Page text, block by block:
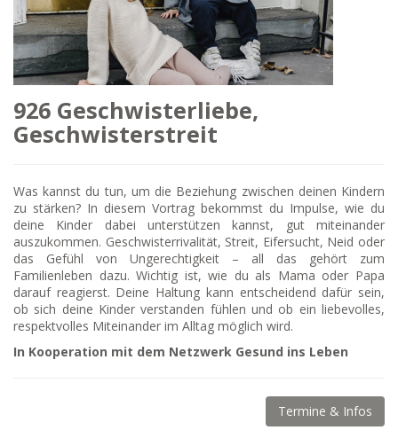
926 Geschwisterliebe,
Geschwisterstreit
Was kannst du tun, um die Beziehung zwischen deinen Kindern
zu stärken? In diesem Vortrag bekommst du Impulse, wie du
deine Kinder dabei unterstützen kannst, gut miteinander
auszukommen. Geschwisterrivalität, Streit, Eifersucht, Neid oder
das Gefühl von Ungerechtigkeit – all das gehört zum
Familienleben dazu. Wichtig ist, wie du als Mama oder Papa
darauf reagierst. Deine Haltung kann entscheidend dafür sein,
ob sich deine Kinder verstanden fühlen und ob ein liebevolles,
respektvolles Miteinander im Alltag möglich wird.
In Kooperation mit dem Netzwerk Gesund ins Leben
Termine & Infos